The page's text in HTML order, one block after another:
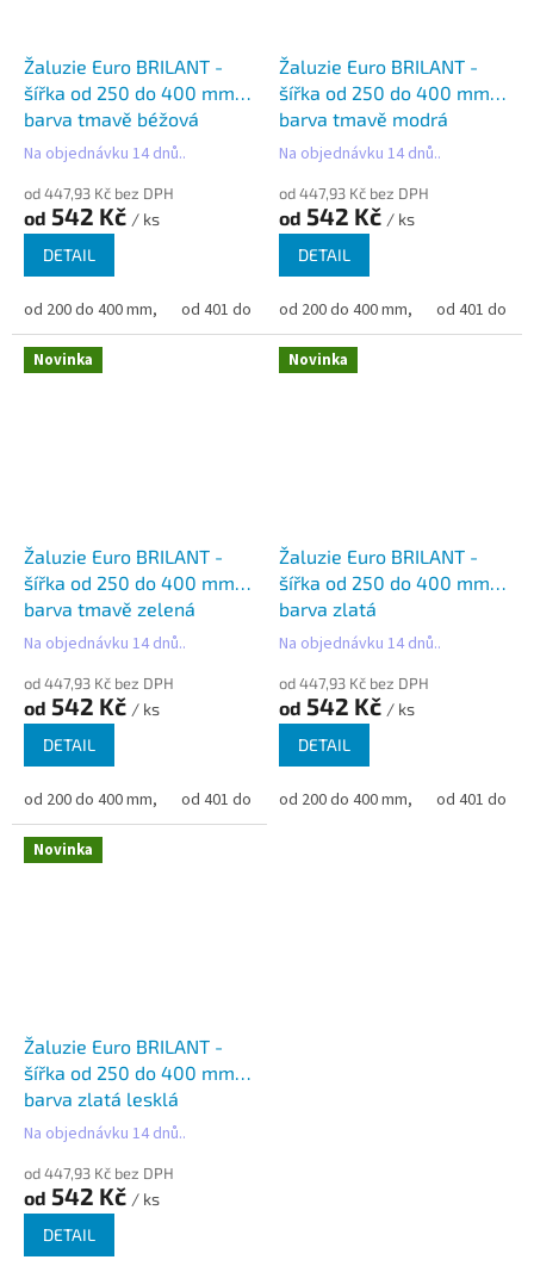
Žaluzie Euro BRILANT -
šířka od 250 do 400 mm -
barva tmavě béžová
Na objednávku 14 dnů..
od 447,93 Kč bez DPH
od 542 Kč / ks
DETAIL
od 200 do 400 mm, od 401 do 500 mm, od 501 do 600 mm, od
Žaluzie Euro BRILANT -
šířka od 250 do 400 mm -
barva tmavě modrá
Na objednávku 14 dnů..
od 447,93 Kč bez DPH
od 542 Kč / ks
DETAIL
od 200 do 400 mm, od 401 do
Novinka
Žaluzie Euro BRILANT -
šířka od 250 do 400 mm -
barva tmavě zelená
Na objednávku 14 dnů..
od 447,93 Kč bez DPH
od 542 Kč / ks
DETAIL
od 200 do 400 mm, od 401 do 500 mm, od 501 do 600 mm, od
Novinka
Žaluzie Euro BRILANT -
šířka od 250 do 400 mm -
barva zlatá
Na objednávku 14 dnů..
od 447,93 Kč bez DPH
od 542 Kč / ks
DETAIL
od 200 do 400 mm, od 401 do
Novinka
Žaluzie Euro BRILANT -
šířka od 250 do 400 mm -
barva zlatá lesklá
Na objednávku 14 dnů..
od 447,93 Kč bez DPH
od 542 Kč / ks
DETAIL